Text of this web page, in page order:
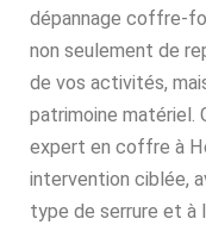
dépannage coffre-
non seulement de
de vos activités,
patrimoine matériel.
expert en coffre à
intervention ciblée,
type de serrure et à